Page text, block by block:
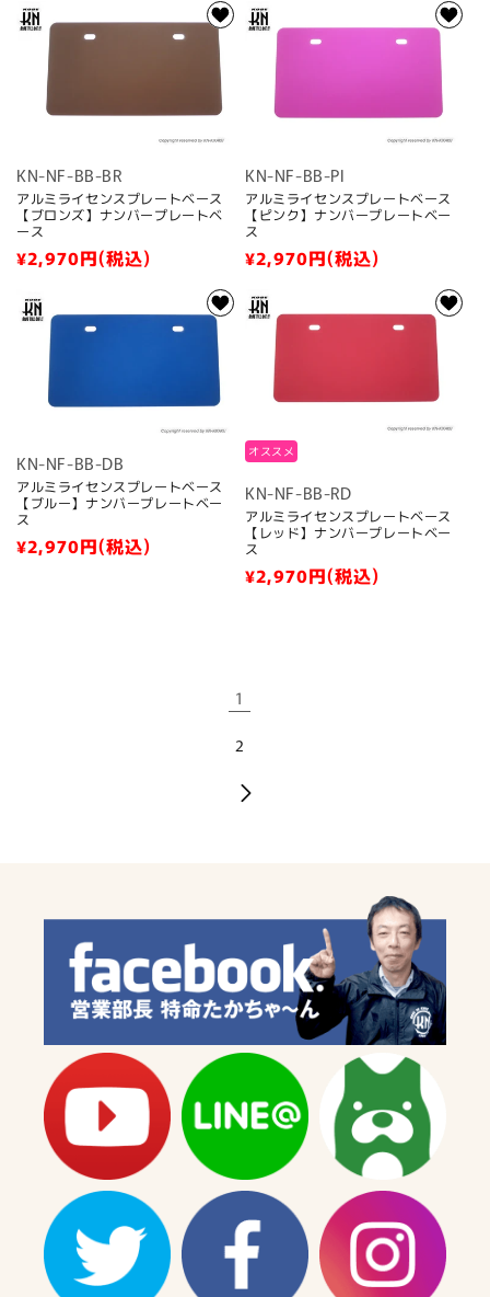
価
価
KN-NF-BB-BR
アルミライセンスプレートベース
【ブロンズ】ナンバープレートベ
ース
通
価
¥2,970円(税込)
KN-NF-BB-PI
アルミライセンスプレートベース
【ピンク】ナンバープレートベー
ス
通
価
¥2,970円(税込)
KN-NF-BB-DB
アルミライセンスプレートベース
【ブルー】ナンバープレートベー
ス
通
¥2,970円(税込)
オススメ
KN-NF-BB-RD
アルミライセンスプレートベース
【レッド】ナンバープレートベー
ス
通
¥2,970円(税込)
1
2